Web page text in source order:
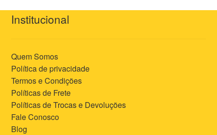
Institucional
Quem Somos
Política de privacidade
Termos e Condições
Políticas de Frete
Políticas de Trocas e Devoluções
Fale Conosco
Blog